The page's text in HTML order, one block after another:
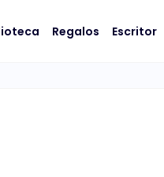
Regalos Escritor